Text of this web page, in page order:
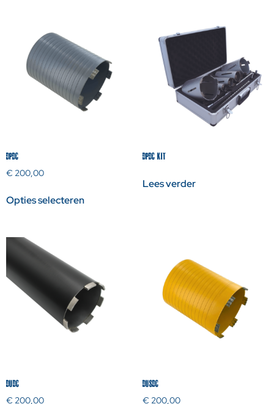
DPDC
€ 200,00
Opties selecteren
DPDC KIT
Lees verder
DUDC
€ 200,00
DUSDC
€ 200,00